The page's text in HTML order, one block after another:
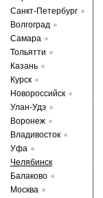
Санкт-Петербург
Волгоград
Самара
Тольятти
Казань
Курск
Новороссийск
Улан-Удэ
Воронеж
Владивосток
Уфа
Челябинск
Балаково
Москва